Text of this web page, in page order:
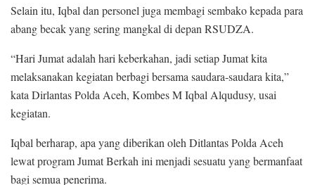
Selain itu, Iqbal dan personel juga membagi sembako kepada para
abang becak yang sering mangkal di depan RSUDZA.
“Hari Jumat adalah hari keberkahan, jadi setiap Jumat kita
melaksanakan kegiatan berbagi bersama saudara-saudara kita,”
kata Dirlantas Polda Aceh, Kombes M Iqbal Alqudusy, usai
kegiatan.
Iqbal berharap, apa yang diberikan oleh Ditlantas Polda Aceh
lewat program Jumat Berkah ini menjadi sesuatu yang bermanfaat
bagi semua penerima.